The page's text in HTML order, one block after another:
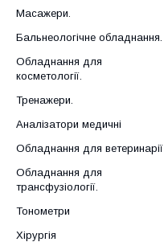
Масажери.
Бальнеологічне обладнання.
Обладнання для
косметології.
Тренажери.
Аналізатори медичні
Обладнання для ветеринарії
Обладнання для
трансфузіології.
Тонометри
Хірургія